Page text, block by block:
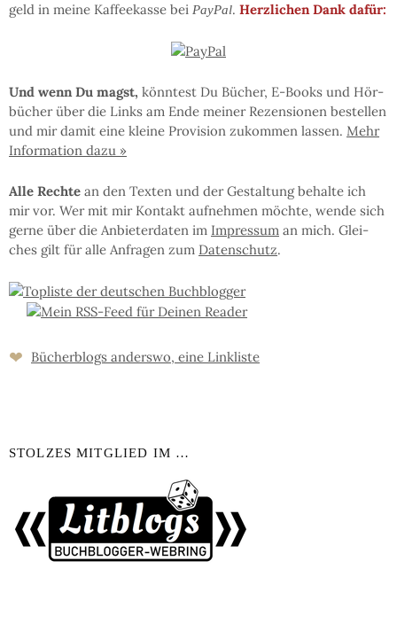
geld in mei­ne Kaf­fee­kas­se bei PayPal. Herz­li­chen Dank dafür:
Und wenn Du magst, könn­test Du Bü­cher, E-Books und Hör­
bü­cher über die Links am En­de mei­ner Re­zen­sio­nen be­stel­len
und mir da­mit eine klei­ne Pro­vi­sion zu­kom­men las­sen. Mehr
In­for­ma­tion da­zu »
Al­le Rech­te an den Tex­ten und der Ge­stal­tung be­hal­te ich
mir vor. Wer mit mir Kon­takt auf­neh­men möchte, wen­de sich
ger­ne über die An­bie­ter­da­ten im Im­pres­sum an mich. Glei­
ches gilt für al­le An­fra­gen zum Da­ten­schutz.
❤ Bücher­blogs an­ders­wo, eine Link­liste
STOLZES MITGLIED IM …